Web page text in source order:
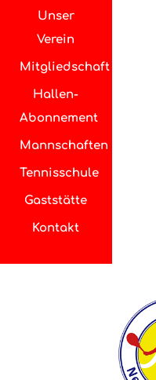
Unser
Verein
Mitgliedschaft
Hallen-
Abonnement
Mannschaften
Tennisschule
Gaststätte
Kontakt